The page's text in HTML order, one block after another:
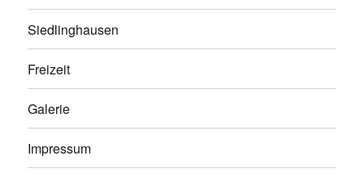
Siedlinghausen
Freizeit
Galerie
Impressum